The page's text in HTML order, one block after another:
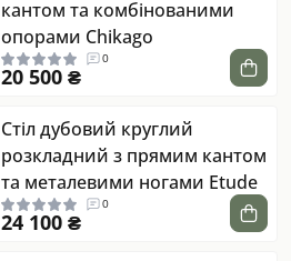
кантом та комбінованими
опорами Chikago
0
20 500 ₴
Стіл дубовий круглий
розкладний з прямим кантом
та металевими ногами Etude
0
24 100 ₴